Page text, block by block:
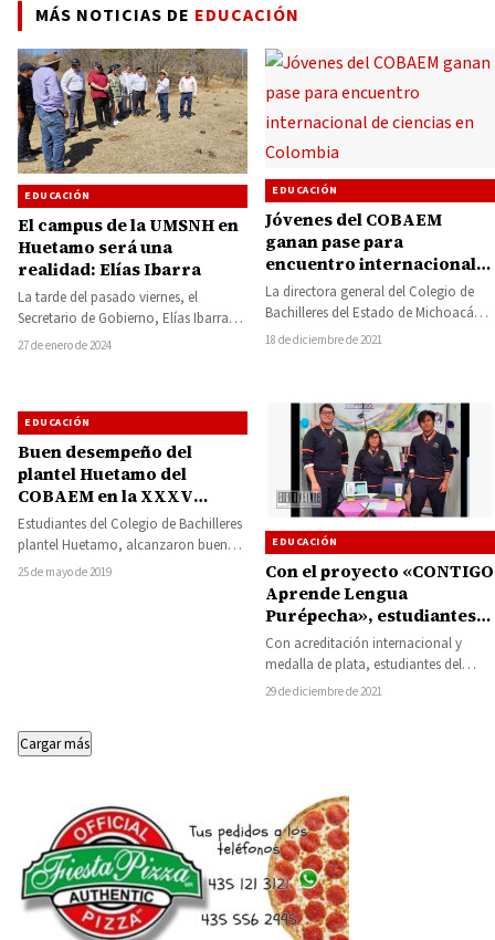
MÁS NOTICIAS DE EDUCACIÓN
EDUCACIÓN
El campus de la UMSNH en
Huetamo será una
realidad: Elías Ibarra
La tarde del pasado viernes, el
Secretario de Gobierno, Elías Ibarra
Torres, supervisó los dos terrenos
27 de enero de 2024
EDUCACIÓN
Jóvenes del COBAEM
ganan pase para
encuentro internacional
de ciencias en Colombia
La directora general del Colegio de
Bachilleres del Estado de Michoacán,
Tere Mora Covarrubias felicitó
18 de diciembre de 2021
EDUCACIÓN
Buen desempeño del
plantel Huetamo del
COBAEM en la XXXV
Jornada Estatal,
Académica, Cultural,
Cívica y Deportiva
Estudiantes del Colegio de Bachilleres
plantel Huetamo, alcanzaron buen
desempeño en la XXXV Jornada
25 de mayo de 2019
EDUCACIÓN
Con el proyecto «CONTIGO
Aprende Lengua
Purépecha», estudiantes
del CECyTEM ganan
medalla de plata en
Paraguay
Con acreditación internacional y
medalla de plata, estudiantes del
plantel 17 de Ciudad Hidalgo del
29 de diciembre de 2021
Cargar más